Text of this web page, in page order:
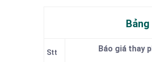
Stt Báo giá thay